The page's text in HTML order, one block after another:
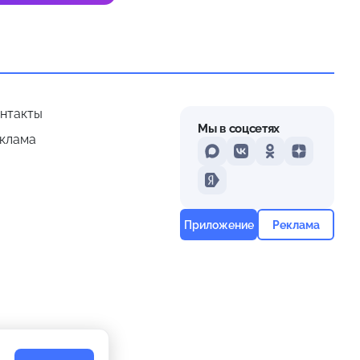
Мы в соцсетях
MAXVKontakteOdnoklassniki
Dzen
Yandex
Приложение Реклама